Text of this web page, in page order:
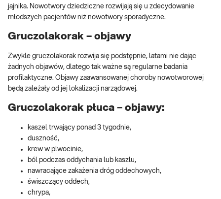
jajnika. Nowotwory dziedziczne rozwijają się u zdecydowanie
młodszych pacjentów niż nowotwory sporadyczne.
Gruczolakorak – objawy
Zwykle gruczolakorak rozwija się podstępnie, latami nie dając
żadnych objawów, dlatego tak ważne są regularne badania
profilaktyczne. Objawy zaawansowanej choroby nowotworowej
będą zależały od jej lokalizacji narządowej.
Gruczolakorak płuca – objawy:
kaszel trwający ponad 3 tygodnie,
duszność,
krew w plwocinie,
ból podczas oddychania lub kaszlu,
nawracające zakażenia dróg oddechowych,
świszczący oddech,
chrypa,